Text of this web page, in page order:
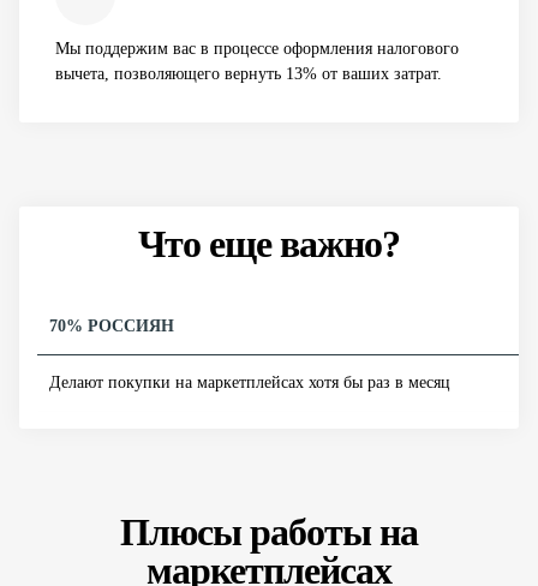
Мы поддержим вас в процессе оформления налогового
вычета, позволяющего вернуть 13% от ваших затрат.
Что еще важно?
70% РОССИЯН
Делают покупки на маркетплейсах хотя бы раз в месяц
Плюсы работы на
маркетплейсах